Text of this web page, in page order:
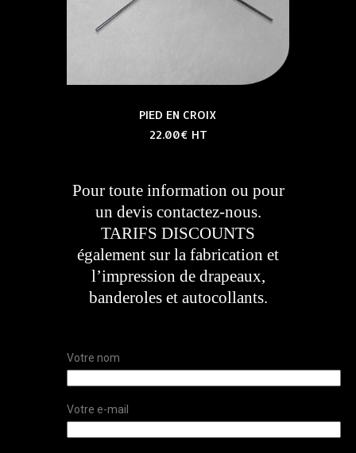
PIED EN CROIX
22.00€ HT
Pour toute information ou pour
un devis contactez-nous.
TARIFS DISCOUNTS
également sur la fabrication et
l’impression de drapeaux,
banderoles et autocollants.
Votre nom
Votre e-mail